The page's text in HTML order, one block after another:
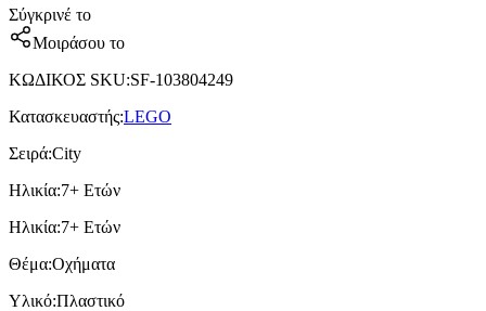
Σύγκρινέ το
Μοιράσου το
ΚΩΔΙΚΟΣ SKU:SF-103804249
Κατασκευαστής:LEGO
Σειρά:City
Ηλικία:7+ Ετών
Ηλικία:7+ Ετών
Θέμα:Οχήματα
Υλικό:Πλαστικό